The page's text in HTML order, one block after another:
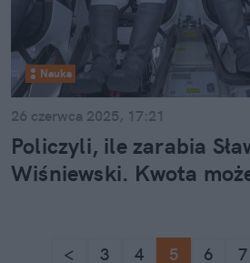
Nauka
26 czerwca 2025, 17:21
Policzyli, ile zarabia
Wiśniewski. Kwota
< 3 4 5 6 7